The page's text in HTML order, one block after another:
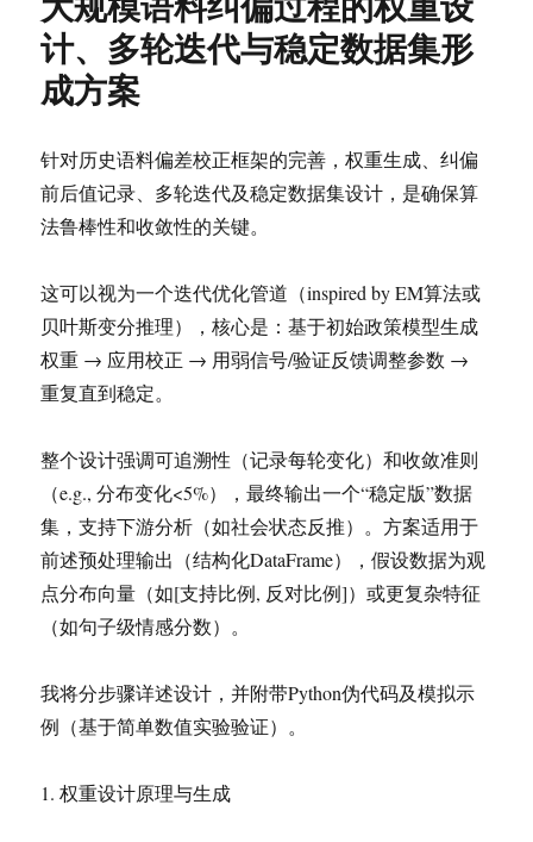
出
版
务
系
统
计、多轮迭代与稳定数据集形
成方案
针对历史语料偏差校正框架的完善，权重生成、纠偏
前后值记录、多轮迭代及稳定数据集设计，是确保算
法鲁棒性和收敛性的关键。
这可以视为一个迭代优化管道（inspired by EM算法或
贝叶斯变分推理），核心是：基于初始政策模型生成
权重 → 应用校正 → 用弱信号/验证反馈调整参数 →
重复直到稳定。
整个设计强调可追溯性（记录每轮变化）和收敛准则
（e.g., 分布变化<5%），最终输出一个“稳定版”数据
集，支持下游分析（如社会状态反推）。方案适用于
前述预处理输出（结构化DataFrame），假设数据为观
点分布向量（如[支持比例, 反对比例]）或更复杂特征
（如句子级情感分数）。
我将分步骤详述设计，并附带Python伪代码及模拟示
例（基于简单数值实验验证）。
1. 权重设计原理与生成